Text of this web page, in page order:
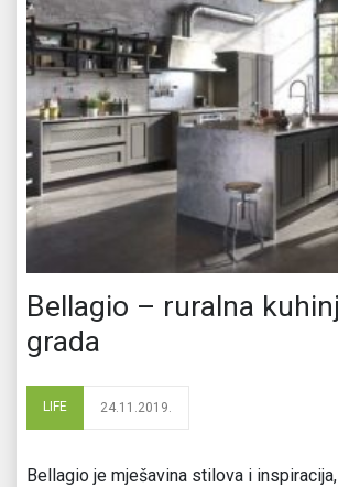
Bellagio – ruralna
grada
LIFE 24.11.2019.
Bellagio je mješavina stilova i